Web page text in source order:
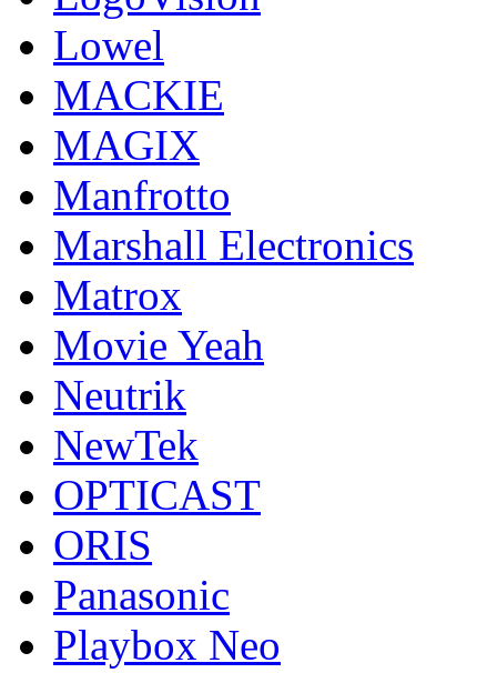
Lowel
MACKIE
MAGIX
Manfrotto
Marshall Electronics
Matrox
Movie Yeah
Neutrik
NewTek
OPTICAST
ORIS
Panasonic
Playbox Neo